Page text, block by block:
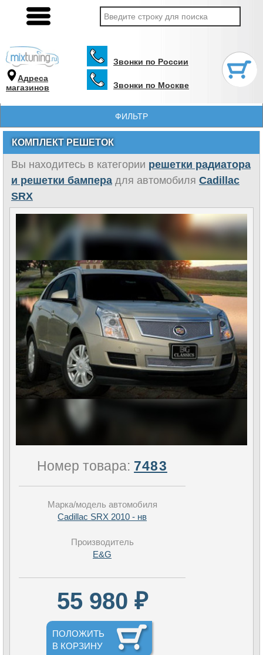
Адреса
магазинов
Звонки по России
Звонки по Москве
ФИЛЬТР
КОМПЛЕКТ РЕШЕТОК
Вы находитесь в категории решетки радиатора
и решетки бампера для автомобиля Cadillac
SRX
Номер товара: 7483
Марка/модель автомобиля
Cadillac SRX 2010 - нв
Производитель
E&G
55 980 ₽
ПОЛОЖИТЬ
В КОРЗИНУ